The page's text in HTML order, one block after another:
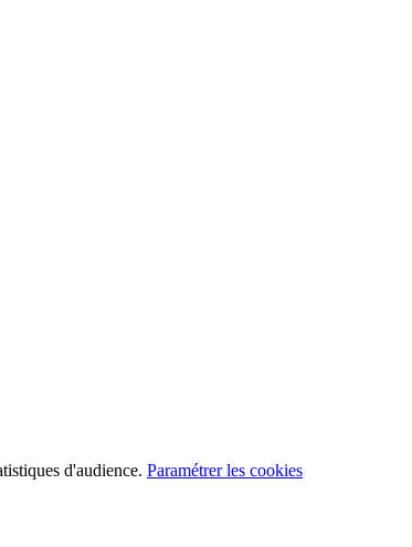
d'audience. Paramétrer les cookies